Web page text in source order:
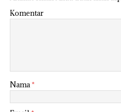
Komentar
Nama*